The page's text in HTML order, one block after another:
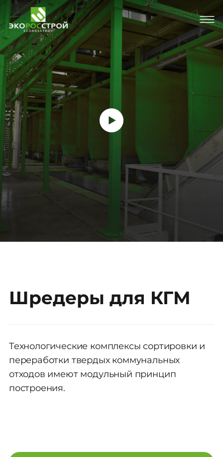
Шредеры для КГМ
Технологические комплексы сортировки и
переработки твердых коммунальных
отходов имеют модульный принцип
построения.